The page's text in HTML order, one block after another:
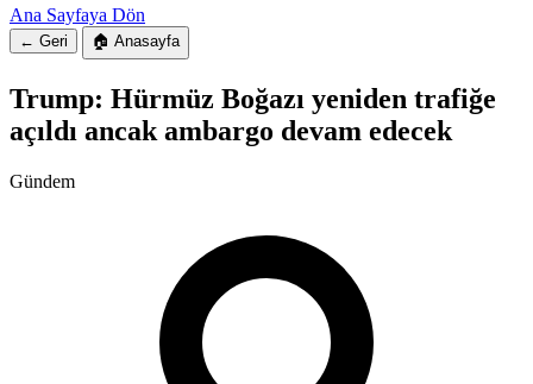
Ana Sayfaya Dön
← Geri 🏠 Anasayfa
Trump: Hürmüz Boğazı yeniden trafiğe
açıldı ancak ambargo devam edecek
Gündem